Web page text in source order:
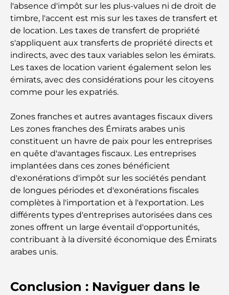
guide complet pour les familles
Les meilleurs complexes hôteliers balnéaires de
Dubaï pour une escapade de luxe
Lieux romantiques à Dubaï pour des moments
inoubliables
et complexes hôteliers de premier plan
Meilleurs restaurants pour un déjeuner d'affaires
au DIFC
Les marques de vêtements les plus chères au
monde
Architecture ottomane : un riche héritage d'art,
de culture et d'empire
Les jets privés les plus chers : immersion dans
l'absence d'impôt sur les plus-values ​​ni de droit de
timbre, l'accent est mis sur les taxes de transfert et
de location. Les taxes de transfert de propriété
s'appliquent aux transferts de propriété directs et
indirects, avec des taux variables selon les émirats.
Les taxes de location varient également selon les
émirats, avec des considérations pour les citoyens
comme pour les expatriés.
Zones franches et autres avantages fiscaux divers
Les zones franches des Émirats arabes unis
constituent un havre de paix pour les entreprises
en quête d'avantages fiscaux. Les entreprises
implantées dans ces zones bénéficient
d'exonérations d'impôt sur les sociétés pendant
de longues périodes et d'exonérations fiscales
complètes à l'importation et à l'exportation. Les
différents types d'entreprises autorisées dans ces
zones offrent un large éventail d'opportunités,
contribuant à la diversité économique des Émirats
arabes unis.
Conclusion : Naviguer dans le